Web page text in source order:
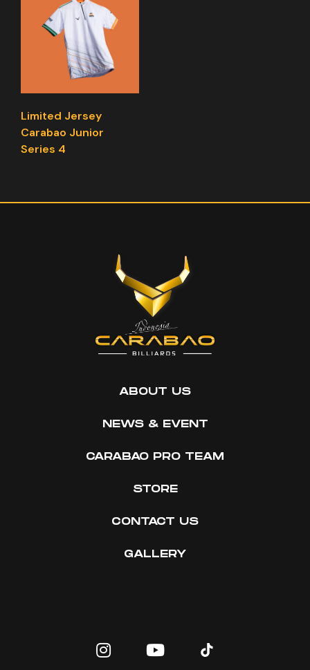
Limited Jersey
Carabao Junior
Series 4
ABOUT US
NEWS & EVENT
CARABAO PRO TEAM
STORE
CONTACT US
GALLERY